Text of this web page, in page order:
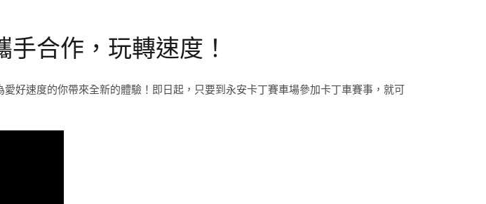
手合作，玩轉速度！
好速度的你帶來全新的體驗！即日起，只要到永安卡丁賽車場參加卡丁車賽事，就可